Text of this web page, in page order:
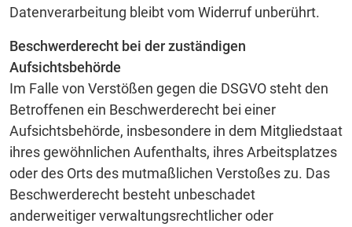
Datenverarbeitung bleibt vom Widerruf unberührt.
Beschwerderecht bei der zuständigen
Aufsichtsbehörde
Im Falle von Verstößen gegen die DSGVO steht den
Betroffenen ein Beschwerderecht bei einer
Aufsichtsbehörde, insbesondere in dem Mitgliedstaat
ihres gewöhnlichen Aufenthalts, ihres Arbeitsplatzes
oder des Orts des mutmaßlichen Verstoßes zu. Das
Beschwerderecht besteht unbeschadet
anderweitiger verwaltungsrechtlicher oder